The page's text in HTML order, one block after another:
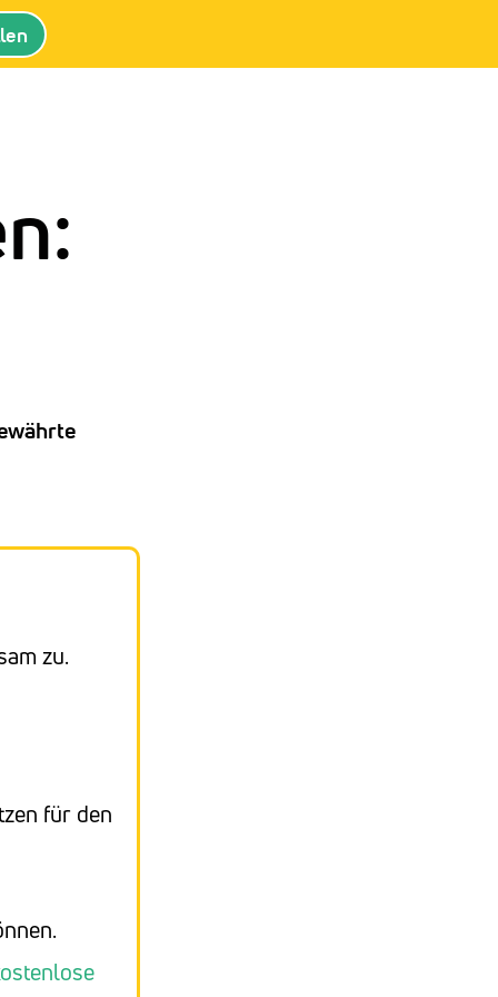
zu.
für den